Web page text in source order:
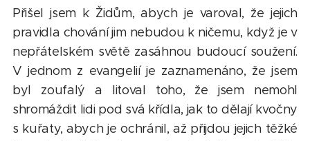
Přišel jsem k Židům, abych je varoval, že jejich
pravidla chování jim nebudou k ničemu, když je v
nepřátelském světě zasáhnou budoucí soužení.
V jednom z evangelií je zaznamenáno, že jsem
byl zoufalý a litoval toho, že jsem nemohl
shromáždit lidi pod svá křídla, jak to dělají kvočny
s kuřaty, abych je ochránil, až přijdou jejich těžké